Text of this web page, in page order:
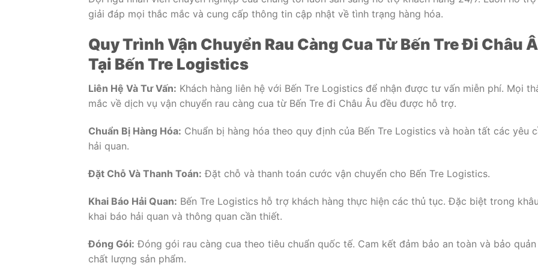
giải đáp mọi thắc mắc và cung cấp thông tin cập nhật về tình trạng hàng hóa.
Quy Trình Vận Chuyển Rau Càng Cua Từ Bến Tre Đi Châu
Tại Bến Tre Logistics
Liên Hệ Và Tư Vấn: Khách hàng liên hệ với Bến Tre Logistics để nhận được tư vấn miễn phí. Mọi
mắc về dịch vụ vận chuyển rau càng cua từ Bến Tre đi Châu Âu đều được hỗ trợ.
Chuẩn Bị Hàng Hóa: Chuẩn bị hàng hóa theo quy định của Bến Tre Logistics và hoàn tất các yêu
hải quan.
Đặt Chỗ Và Thanh Toán: Đặt chỗ và thanh toán cước vận chuyển cho Bến Tre Logistics.
Khai Báo Hải Quan: Bến Tre Logistics hỗ trợ khách hàng thực hiện các thủ tục. Đặc biệt trong khâu
khai báo hải quan và thông quan cần thiết.
Đóng Gói: Đóng gói rau càng cua theo tiêu chuẩn quốc tế. Cam kết đảm bảo an toàn và bảo quản
chất lượng sản phẩm.